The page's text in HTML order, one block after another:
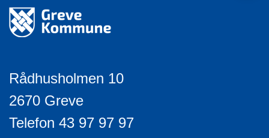
Rådhusholmen 10
2670 Greve
Telefon 43 97 97 97